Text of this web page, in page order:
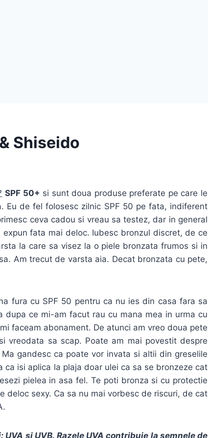
Shiseido
SPF 50+ si sunt doua produse preferate pe care le
Eu de fel folosesc zilnic SPF 50 pe fata, indiferent
ceva cadou si vreau sa testez, dar in general
fata mai deloc. Iubesc bronzul discret, de ce
la care sa visez la o piele bronzata frumos si in
Am trecut de varsta aia. Decat bronzata cu pete,
fura cu SPF 50 pentru ca nu ies din casa fara sa
dupa ce mi-am facut rau cu mana mea in urma cu
faceam abonament. De atunci am vreo doua pete
vreodata sa scap. Poate am mai povestit despre
gandesc ca poate vor invata si altii din greselile
isi aplica la plaja doar ulei ca sa se bronzeze cat
pielea in asa fel. Te poti bronza si cu protectie
deloc sexy. Ca sa nu mai vorbesc de riscuri, de cat
UVA si UVB. Razele UVA contribuie la semnele de